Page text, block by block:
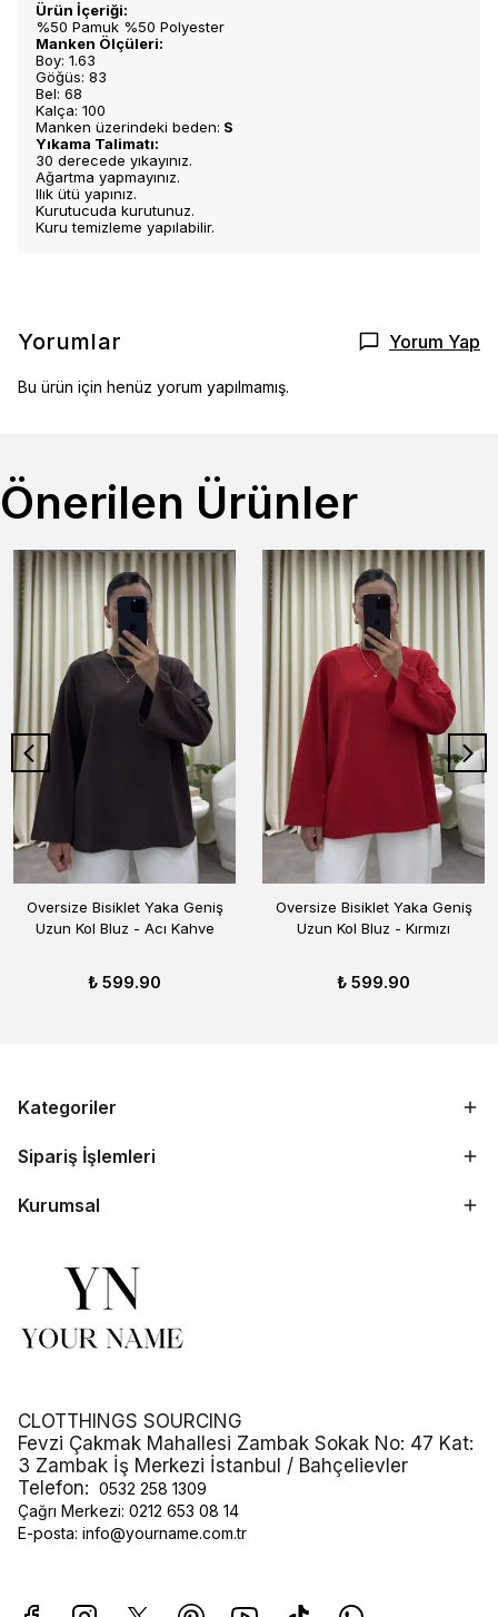
Ürün İçeriği:
%50 Pamuk %50 Polyester
Manken Ölçüleri:
Boy: 1.63
Göğüs: 83
Bel: 68
Kalça: 100
Manken üzerindeki beden: S
Yıkama Talimatı:
30 derecede yıkayınız.
Ağartma yapmayınız.
Ilık ütü yapınız.
Kurutucuda kurutunuz.
Kuru temizleme yapılabilir.
Yorumlar Yorum Yap
Bu ürün için henüz yorum yapılmamış.
Önerilen Ürünler
Oversize Bisiklet Yaka Geniş
Uzun Kol Bluz - Acı Kahve
₺ 599.90
Oversize Bisiklet Yaka Geniş
Uzun Kol Bluz - Kırmızı
₺ 599.90
Kategoriler
Sipariş İşlemleri
Kurumsal
CLOTTHINGS SOURCING
Fevzi Çakmak Mahallesi Zambak Sokak No: 47 Kat:
3 Zambak İş Merkezi İstanbul / Bahçelievler
Telefon: 0532 258 1309
Çağrı Merkezi: 0212 653 08 14
E-posta: info@yourname.com.tr